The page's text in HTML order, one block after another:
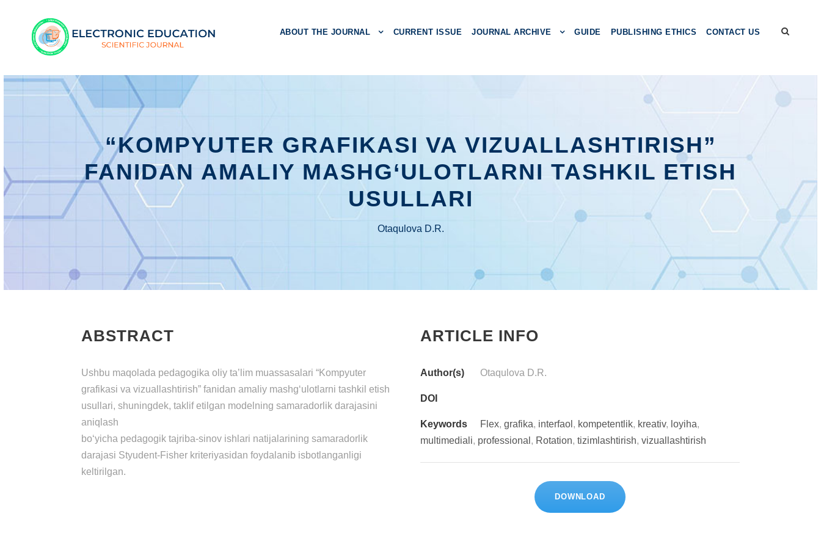
ABOUT THE JOURNAL CURRENT ISSUE JOURNAL ARCHIVE GUIDE PUBLISHING ETHICS CONTACT US
“KOMPYUTER GRAFIKASI VA VIZUALLASHTIRISH”
FANIDAN AMALIY MASHG‘ULOTLARNI TASHKIL ETISH
USULLARI
Otaqulova D.R.
ABSTRACT
Ushbu maqolada pedagogika oliy ta’lim muassasalari “Kompyuter
grafikasi va vizuallashtirish” fanidan amaliy mashg‘ulotlarni tashkil etish
usullari, shuningdek, taklif etilgan modelning samaradorlik darajasini
aniqlash
bo‘yicha pedagogik tajriba-sinov ishlari natijalarining samaradorlik
darajasi Styudent-Fisher kriteriyasidan foydalanib isbotlanganligi
keltirilgan.
ARTICLE INFO
Author(s) Otaqulova D.R.
DOI
Keywords Flex, grafika, interfaol , kompetentlik, kreativ, loyiha,
multimediali, professional , Rotation, tizimlashtirish, vizuallashtirish
DOWNLOAD